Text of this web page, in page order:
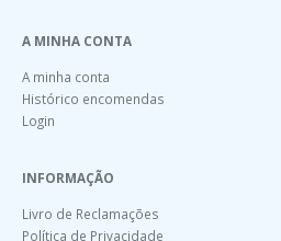
A MINHA CONTA
A minha conta
Histórico encomendas
Login
INFORMAÇÃO
Livro de Reclamações
Política de Privacidade